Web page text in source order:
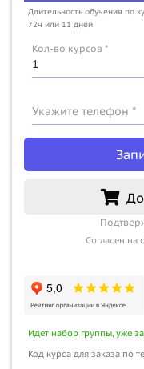
Длительность обучения по
72ч или 11 дней
Кол-во курсов *
Укажите телефон *
Согласен на
Идет набор группы, уже
Код курса для заказа по